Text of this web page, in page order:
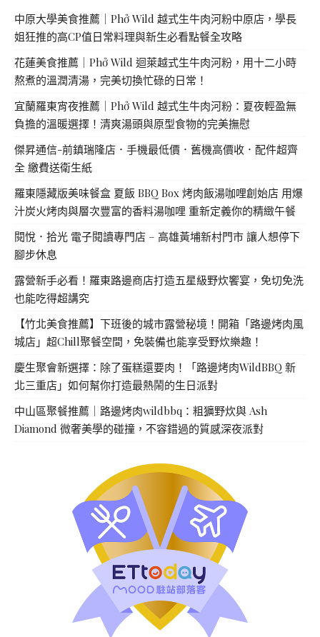
中原大學美食推薦｜Phở Wild 越式生牛肉河粉中原店，學長
姐狂推的高CP值日常料理與新生必看點餐全攻略
花蓮美食推薦｜Phở Wild 迴萊越式生牛肉河粉，用十二小時
熬煮的溫潤清湯，完美切換忙碌的日常！
宜蘭羅東宵夜推薦｜Phở Wild 越式生牛肉河粉：夏夜輕盈無
負擔的溫暖選擇！清爽湯頭與原型食物的完美撫慰
傑昇通信-前鎮瑞隆店．手機最低價．舊機高價收．配件超齊
全 繳費送衛生紙
羅東隱藏版美味餐盒 夏飯 BBQ Box 烤肉飯湯咖哩創始店 用爆
汁炭火烤肉與層次豐富的香料湯咖哩 重新定義你的精緻午餐
閱悅．拾光 電子閱讀專門店 – 高雄黃埔新村門市 讓人想停下
腳步休息
露營新手必看！羅東路邊商店打造五星級野炊饗宴，免切免洗
也能吃得超講究
【竹北美食推薦】下班後的城市露營秘境！開箱「路邊烤肉風
城店」超Chill聚餐空間，免裝備也能享受野炊樂趣！
慶生聚會新選擇：除了蛋糕還要肉！「路邊烤肉WildBBQ 新
北三重店」如何幫你打造最熱鬧的生日派對
中山區聚餐推薦｜路邊烤肉wildbbq：粗獷野炊與 Ash
Diamond 微奢美學的碰撞，不容錯過的質感深夜派對